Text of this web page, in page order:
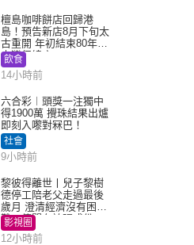
檀島咖啡餅店回歸港
島！預告新店8月下旬太
古重開 年初結束80年歷
史灣仔總店
飲食
14小時前
六合彩︱頭獎一注獨中
得1900萬 攪珠結果出爐
即刻入嚟對冧巴！
社會
9小時前
黎彼得離世丨兒子黎樹
德停工陪老父走過最後
歲月 澄清經濟沒有困
難：傳聞有誇張成份
影視圈
12小時前